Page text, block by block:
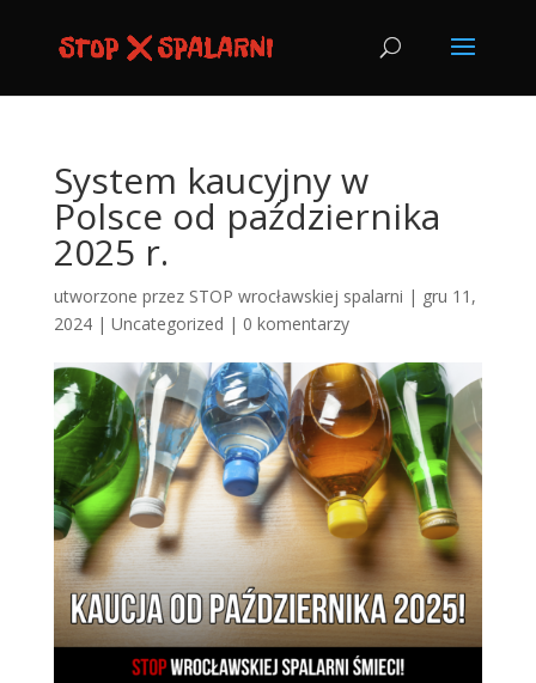
System kaucyjny w
Polsce od października
2025 r.
utworzone przez STOP wrocławskiej spalarni | gru 11,
2024| Uncategorized | 0 komentarzy